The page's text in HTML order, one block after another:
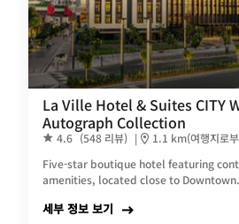
La Ville Hotel & Suites CITY
Autograph Collection
4.6 (548 리뷰) |
1.1 km(여행지로
Five-star boutique hotel featuring
amenities, located close to Downtown.
세부 정보 보기